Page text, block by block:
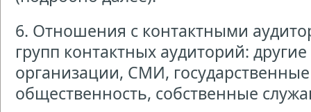
6. Отношения с контактными
групп контактных аудиторий:
организации, СМИ,
общественность, собственные